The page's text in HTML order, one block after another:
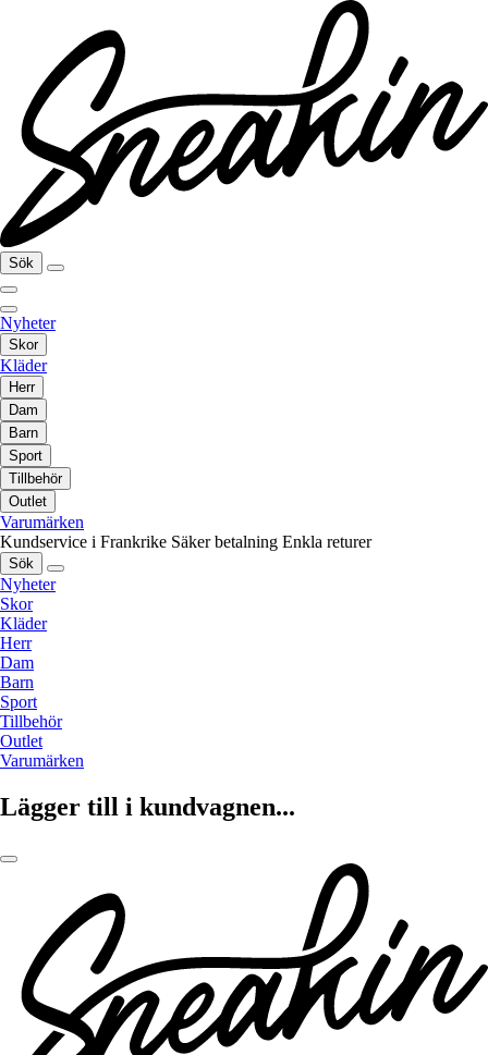
Sök
Nyheter
Skor
Kläder
Herr
Dam
Barn
Sport
Tillbehör
Outlet
Varumärken
Kundservice i Frankrike Säker betalning Enkla returer
Sök
Nyheter
Skor
Kläder
Herr
Dam
Barn
Sport
Tillbehör
Outlet
Varumärken
Lägger till i kundvagnen...